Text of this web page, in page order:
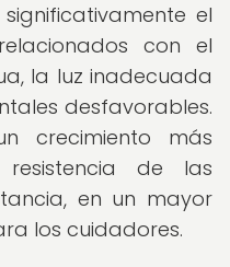
el
con el
la luz inadecuada
desfavorables.
crecimiento más
de las
en un mayor
los cuidadores.